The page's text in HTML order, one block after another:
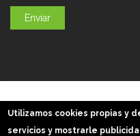
Utilizamos cookies propias y
servicios y mostrarle